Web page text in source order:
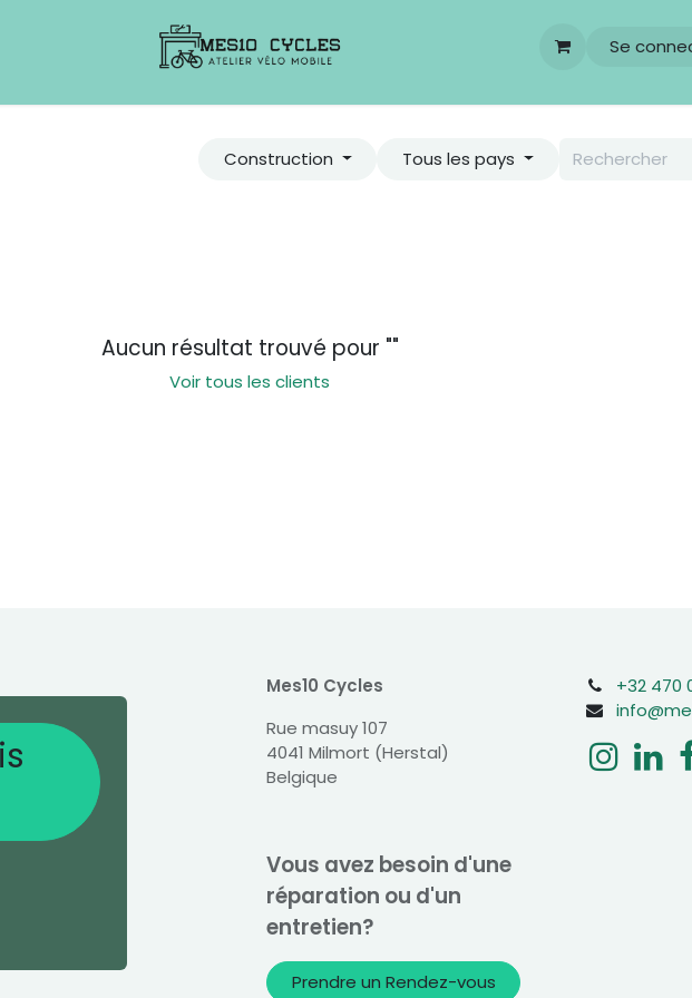
Se
Construction Tous les pays
Aucun résultat trouvé pour ""
Voir tous les clients
Mes10 Cycles
Rue masuy 107
4041 Milmort (Herstal)
Belgique
Vous avez besoin d'une
réparation ou d'un
entretien?
Prendre un Rendez-vous
+32 470